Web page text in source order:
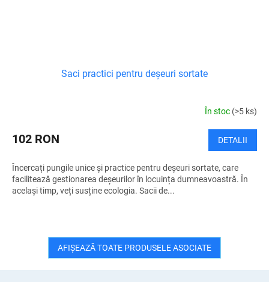
Saci practici pentru deșeuri sortate
În stoc (>5 ks)
102 RON DETALII
Încercați pungile unice și practice pentru deșeuri sortate, care
facilitează gestionarea deșeurilor în locuința dumneavoastră. În
același timp, veți susține ecologia. Sacii de...
AFIŞEAZĂ TOATE PRODUSELE ASOCIATE